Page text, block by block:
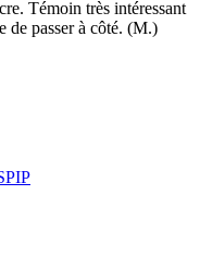
Témoin très intéressant
de passer à côté. (M.)